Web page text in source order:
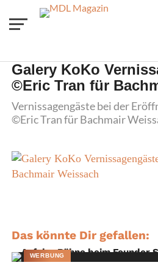
Galery KoKo
©Eric Tran für
Vernissagengäste bei der
©Eric Tran für Bachmair
Das könnte Dir gefallen:
WERBUNG